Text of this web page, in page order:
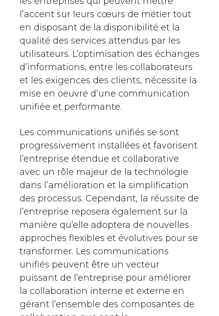
l’accent sur leurs cœurs de métier tout
en disposant de la disponibilité et la
qualité des services attendus par les
utilisateurs. L’optimisation des échanges
d’informations, entre les collaborateurs
et les exigences des clients, nécessite la
mise en oeuvre d’une communication
unifiée et performante.
Les communications unifiés se sont
progressivement installées et favorisent
l’entreprise étendue et collaborative
avec un rôle majeur de la technologie
dans l’amélioration et la simplification
des processus. Cependant, la réussite de
l’entreprise reposera également sur la
manière qu’elle adoptera de nouvelles
approches flexibles et évolutives pour se
transformer. Les communications
unifiés peuvent être un vecteur
puissant de l’entreprise pour améliorer
la collaboration interne et externe en
gérant l’ensemble des composantes de